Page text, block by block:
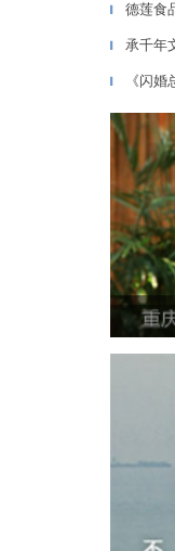
▎ 德莲食
▎ 承千年
▎ 《闪